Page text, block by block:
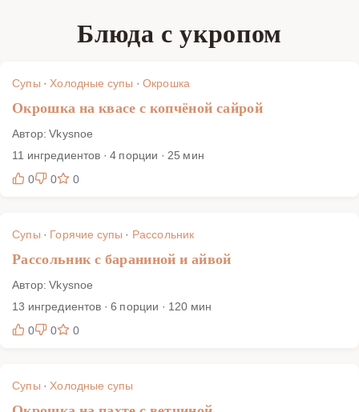
отлично сочетается с рыбой, мясом, овощами и даже
множество рецептов с укропом, которые помогут вам
Блюда с укропом
Супы ·Холодные супы · Окрошка
Окрошка на квасе с копчёной сайрой
Автор: Vkysnoe
11 ингредиентов · 4 порции · 25 мин
0
0 0
Супы · Горячие супы · Рассольник
Рассольник с бараниной и айвой
Автор: Vkysnoe
13 ингредиентов · 6 порции · 120 мин
0
0 0
Супы ·Холодные супы